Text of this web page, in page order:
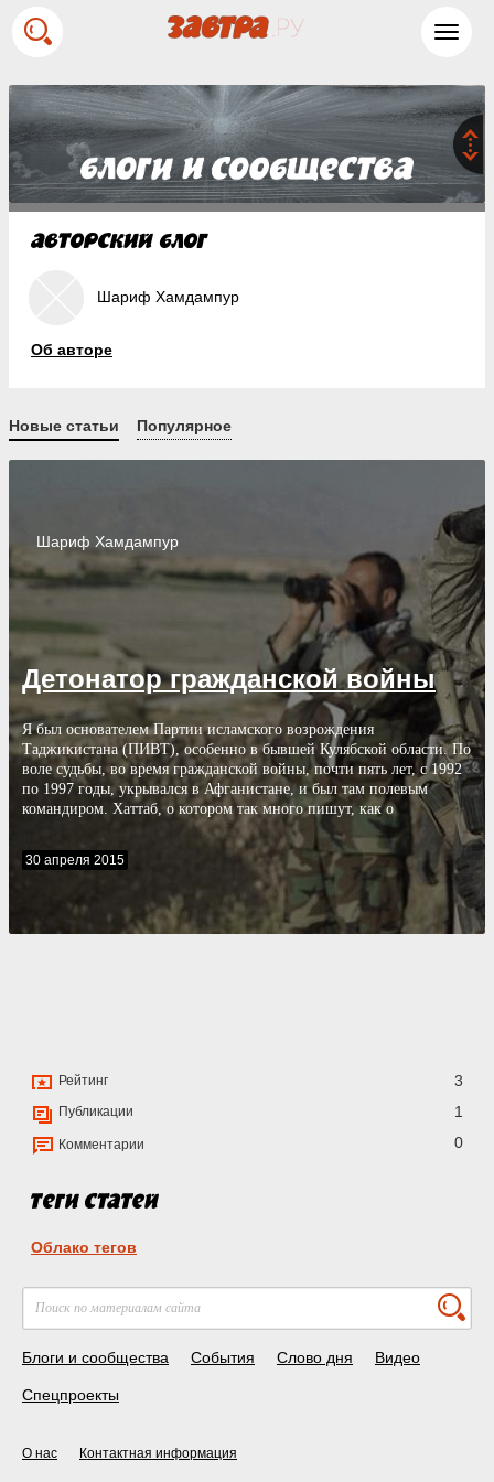
Шариф Хамдампур
Об авторе
Новые статьи Популярное
Шариф Хамдампур
Детонатор гражданской войны
Я был основателем Партии исламского возрождения
Таджикистана (ПИВТ), особенно в бывшей Кулябской области. По
воле судьбы, во время гражданской войны, почти пять лет, с 1992
по 1997 годы, укрывался в Афганистане, и был там полевым
командиром. Хаттаб, о котором так много пишут, как о
террористе, был моим заместителем. В настоящее время я не
являюсь членом Партии исламского возрождения и не
сотрудничаю с ней. Это неслучайно, потому, что жизненный опыт
привел меня к выводу, что исламские партии — не во благо
30 апреля 2015
Рейтинг 3
Публикации 1
Комментарии 0
Облако тегов
Блоги и сообщества События Слово дня Видео
Спецпроекты
О нас Контактная информация